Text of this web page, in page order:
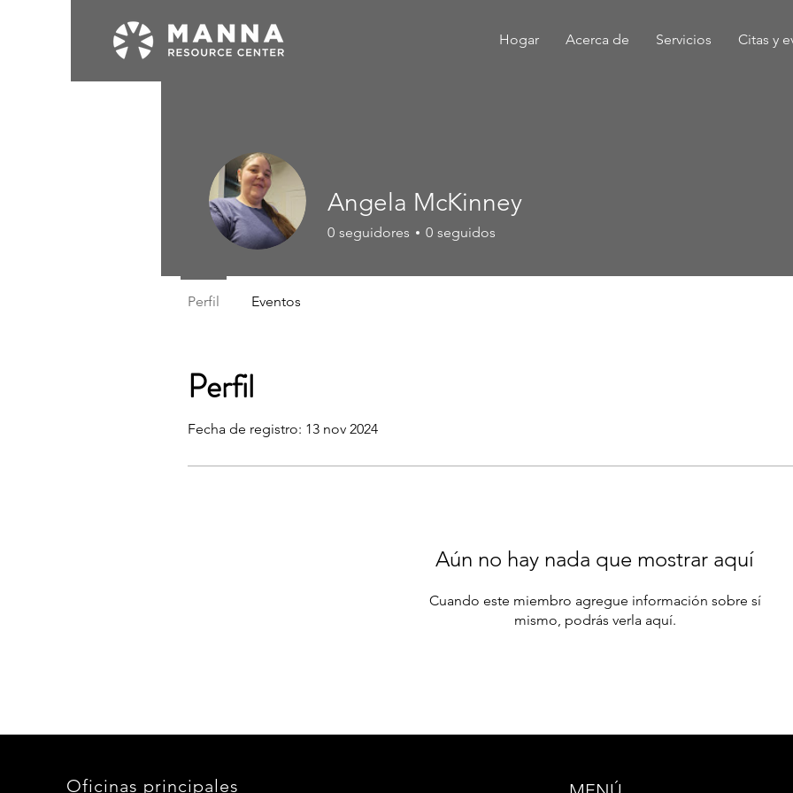
Hogar Acerca de Servicios Citas y
Perfil
Fecha de registro: 13 nov 2024
Aún no hay nada que mostrar aquí
Cuando este miembro agregue información sobre sí
mismo, podrás verla aquí.
Angela McKinney
0 seguidores 0 seguidos
Perfil Eventos
Oficinas principales